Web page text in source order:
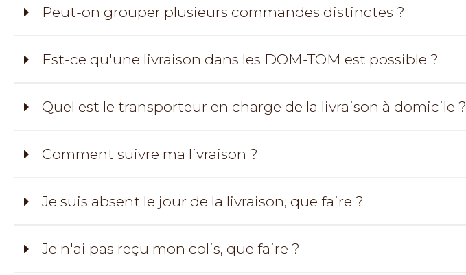
Peut-on grouper plusieurs commandes distinctes ?
Est-ce qu'une livraison dans les DOM-TOM est possible ?
Quel est le transporteur en charge de la livraison à domicile ?
Comment suivre ma livraison ?
Je suis absent le jour de la livraison, que faire ?
Je n'ai pas reçu mon colis, que faire ?